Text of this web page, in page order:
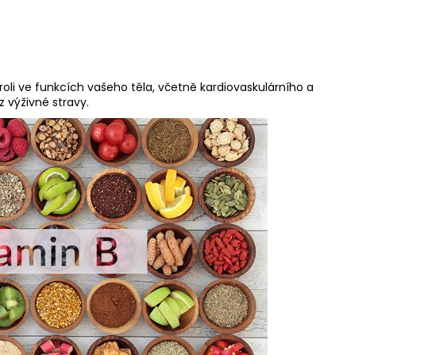
ve funkcích vašeho těla, včetně kardiovaskulárního a
výživné stravy.